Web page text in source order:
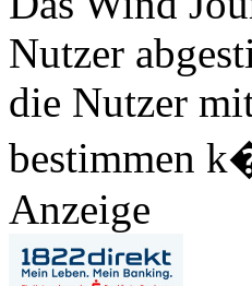
Nutzer
die Nutzer
bestimmen
Anzeige